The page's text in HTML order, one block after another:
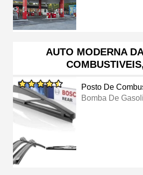
AUTO MODERNA
Posto De
Bomba De